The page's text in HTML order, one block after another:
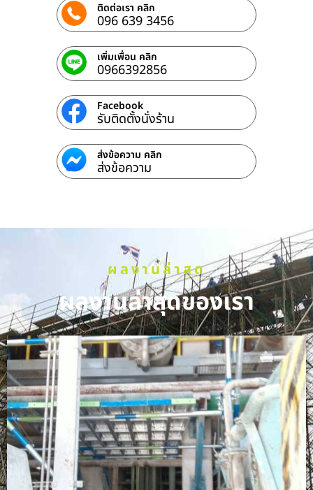
ติดต่อเรา คลิก
096 639 3456
เพิ่มเพื่อน คลิก
0966392856
Facebook
รับติดตั้งนั่งร้าน
ส่งข้อความ คลิก
ส่งข้อความ
ผลงานล่าสุด
ผลงานล่าสุดของเรา